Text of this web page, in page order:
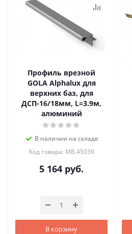
Профиль врезной
GOLA Alphalux для
верхних баз, для
ДСП-16/18мм, L=3.9м,
алюминий
В наличии на складе
Код товара: MB.45039
5 164 руб.
В корзину